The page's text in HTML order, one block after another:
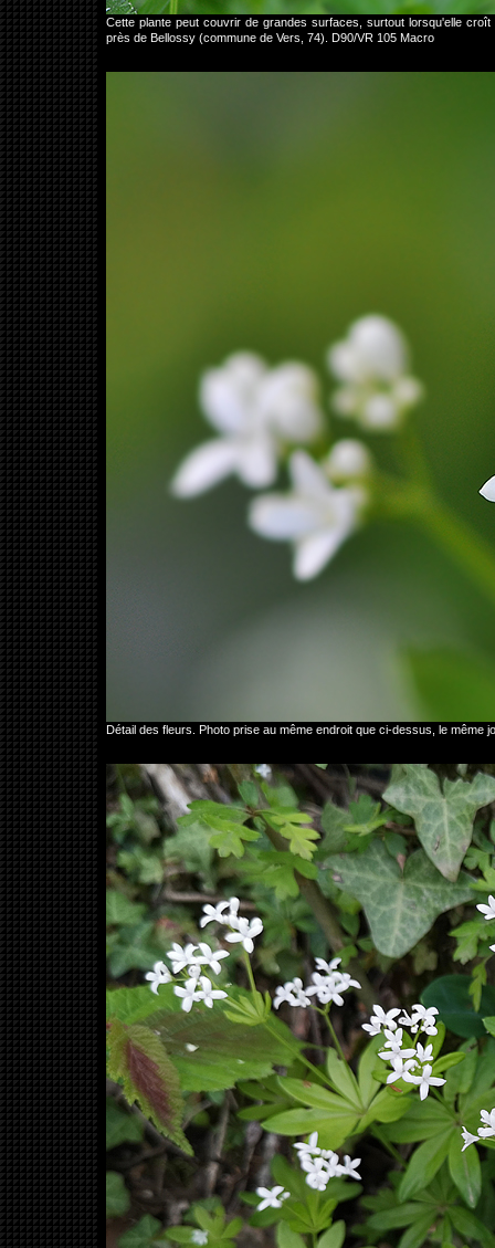
Cette plante peut couvrir de grandes surfaces, surtout lorsqu'elle
près de Bellossy (commune de Vers, 74). D90/VR 105 Macro
Détail des fleurs. Photo prise au même endroit que ci-dessus, le même